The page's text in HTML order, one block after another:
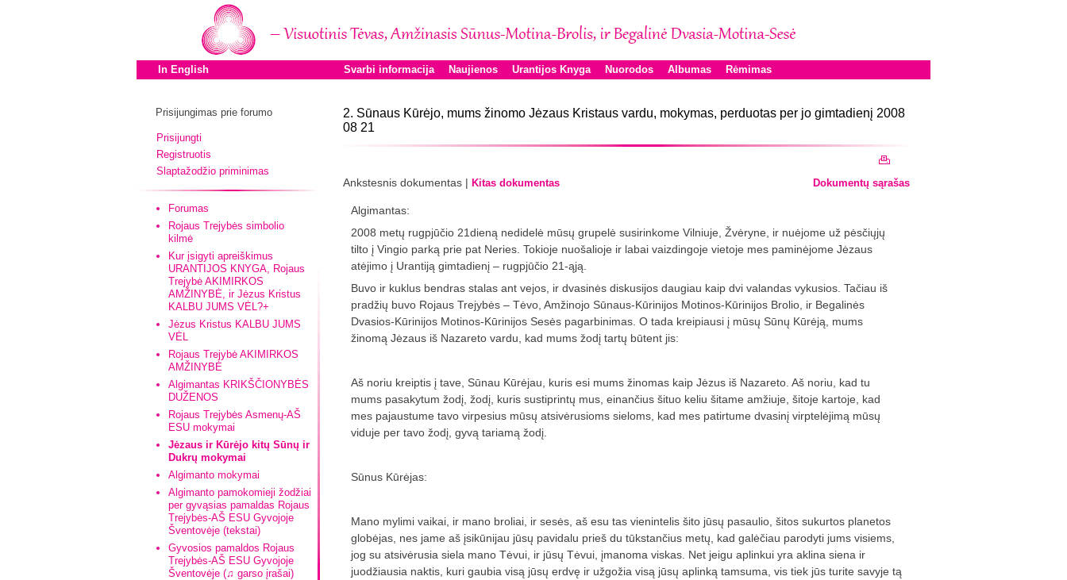
In English Svarbi informacija Naujienos Urantijos Knyga Nuorodos Albumas Rėmimas
Prisijungimas prie forumo
Prisijungti
Registruotis
Slaptažodžio priminimas
Forumas
Rojaus Trejybės simbolio
kilmė
Kur įsigyti apreiškimus
URANTIJOS KNYGA, Rojaus
Trejybė AKIMIRKOS
AMŽINYBĖ, ir Jėzus Kristus
KALBU JUMS VĖL?+
Jėzus Kristus KALBU JUMS
VĖL
Rojaus Trejybė AKIMIRKOS
AMŽINYBĖ
Algimantas KRIKŠČIONYBĖS
DUŽENOS
Rojaus Trejybės Asmenų-AŠ
ESU mokymai
Jėzaus ir Kūrėjo kitų Sūnų ir
Dukrų mokymai
Algimanto mokymai
Algimanto pamokomieji žodžiai
per gyvąsias pamaldas Rojaus
Trejybės-AŠ ESU Gyvojoje
Šventovėje (tekstai)
Gyvosios pamaldos Rojaus
Trejybės-AŠ ESU Gyvojoje
Šventovėje (♫ garso įrašai)
2. Sūnaus Kūrėjo, mums žinomo Jėzaus Kristaus vardu, mokymas, perduotas per jo gimtadienį 2008
08 21
Ankstesnis dokumentas | Kitas dokumentas Dokumentų sąrašas
Algimantas:
2008 metų rugpjūčio 21dieną nedidelė mūsų grupelė susirinkome Vilniuje, Žvėryne, ir nuėjome už pėsčiųjų
tilto į Vingio parką prie pat Neries. Tokioje nuošalioje ir labai vaizdingoje vietoje mes paminėjome Jėzaus
atėjimo į Urantiją gimtadienį – rugpjūčio 21-ąją.
Buvo ir kuklus bendras stalas ant vejos, ir dvasinės diskusijos daugiau kaip dvi valandas vykusios. Tačiau iš
pradžių buvo Rojaus Trejybės – Tėvo, Amžinojo Sūnaus-Kūrinijos Motinos-Kūrinijos Brolio, ir Begalinės
Dvasios-Kūrinijos Motinos-Kūrinijos Sesės pagarbinimas. O tada kreipiausi į mūsų Sūnų Kūrėją, mums
žinomą Jėzaus iš Nazareto vardu, kad mums žodį tartų būtent jis:
Aš noriu kreiptis į tave, Sūnau Kūrėjau, kuris esi mums žinomas kaip Jėzus iš Nazareto. Aš noriu, kad tu
mums pasakytum žodį, žodį, kuris sustiprintų mus, einančius šituo keliu šitame amžiuje, šitoje kartoje, kad
mes pajaustume tavo virpesius mūsų atsivėrusioms sieloms, kad mes patirtume dvasinį virptelėjimą mūsų
viduje per tavo žodį, gyvą tariamą žodį.
Sūnus Kūrėjas:
Mano mylimi vaikai, ir mano broliai, ir sesės, aš esu tas vienintelis šito jūsų pasaulio, šitos sukurtos planetos
globėjas, nes jame aš įsikūnijau jūsų pavidalu prieš du tūkstančius metų, kad galėčiau parodyti jums visiems,
jog su atsivėrusia siela mano Tėvui, ir jūsų Tėvui, įmanoma viskas. Net jeigu aplinkui yra aklina siena ir
juodžiausia naktis, kuri gaubia visą jūsų erdvę ir užgožia visą jūsų aplinką tamsuma, vis tiek jūs turite savyje tą